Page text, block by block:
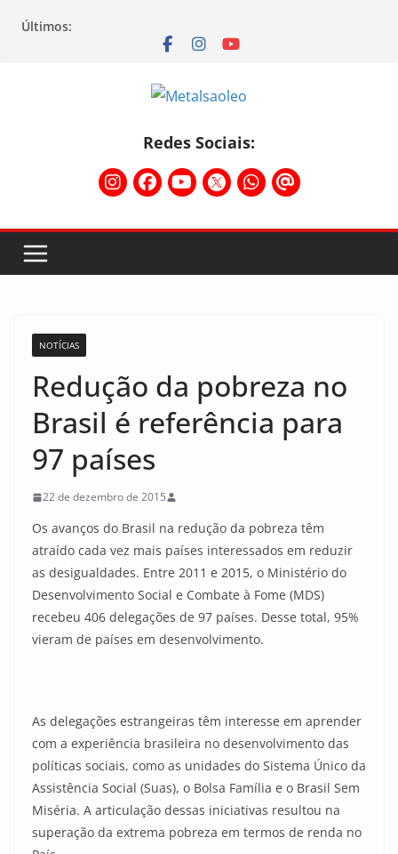
Últimos:
Redes Sociais:
NOTÍCIAS
Redução da pobreza no
Brasil é referência para
97 países
22 de dezembro de 2015
Os avanços do Brasil na redução da pobreza têm
atraído cada vez mais países interessados em reduzir
as desigualdades. Entre 2011 e 2015, o Ministério do
Desenvolvimento Social e Combate à Fome (MDS)
recebeu 406 delegações de 97 países. Desse total, 95%
vieram de países em desenvolvimento.
As delegações estrangeiras têm interesse em aprender
com a experiência brasileira no desenvolvimento das
políticas sociais, como as unidades do Sistema Único da
Assistência Social (Suas), o Bolsa Família e o Brasil Sem
Miséria. A articulação dessas iniciativas resultou na
superação da extrema pobreza em termos de renda no